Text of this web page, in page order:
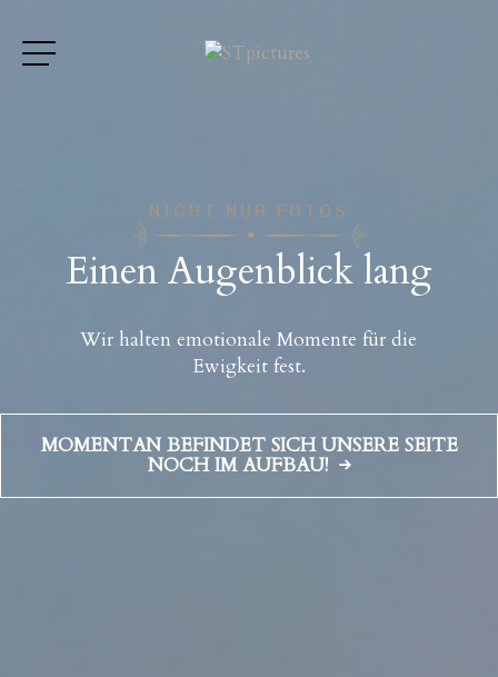
N I C H T N U R F O T O S
EinenAugenblicklang
Wir halten emotionale Momente für die
Ewigkeit fest.
MOMENTAN BEFINDET SICH UNSERE SEITE
NOCH IM AUFBAU!